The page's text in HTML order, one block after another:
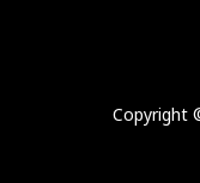
Copyright